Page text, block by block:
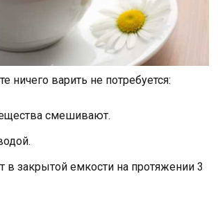
ничего варить не потребуется:
смешивают.
в закрытой емкости на протяжении 3